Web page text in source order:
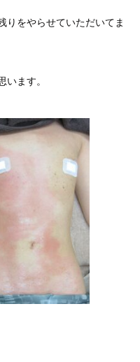
りをやらせていただいてま
います。